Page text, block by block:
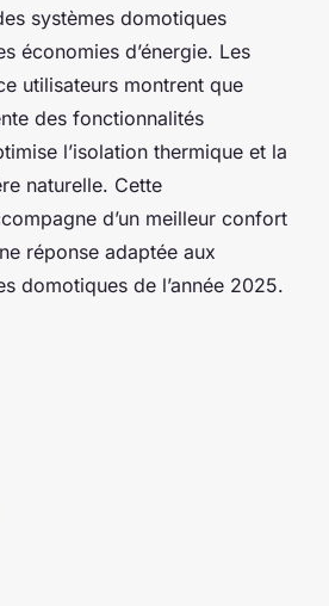
systèmes domotiques
économies d’énergie. Les
utilisateurs montrent que
des fonctionnalités
l’isolation thermique et la
naturelle. Cette
d’un meilleur confort
réponse adaptée aux
domotiques de l’année 2025.